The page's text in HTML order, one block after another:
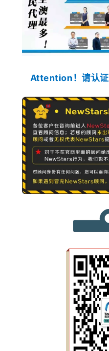
Attention！请认证